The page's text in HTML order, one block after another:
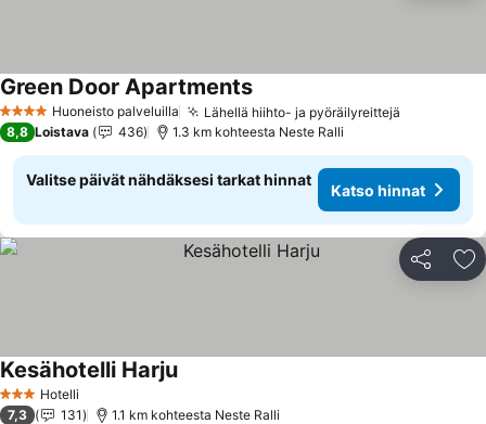
4 TähtiluokitusHuoneisto palveluilla Lähellä hiihto- ja pyöräilyreittejä
Green Door ApartmentsKatso hinnat
8,8 Loistava 436 1.3 km kohteesta Neste Ralli
Valitse päivät nähdäksesi tarkat hinnat
Katso hinnat
Jaa
3 Tähtiluokitus
Hotelli
Kesähotelli HarjuKatso hinnat
7,3 131 1.1 km kohteesta Neste Ralli